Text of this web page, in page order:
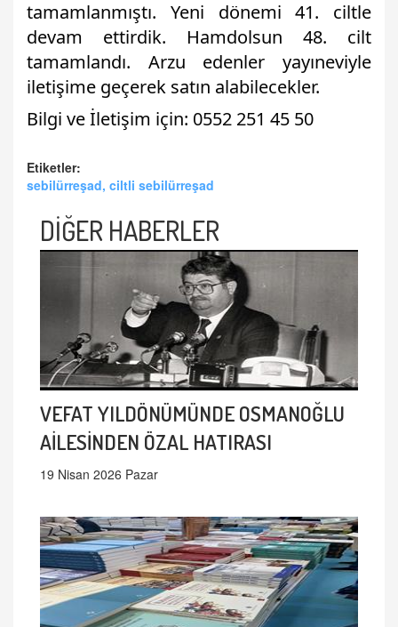
tamamlanmıştı. Yeni dönemi 41. ciltle
devam ettirdik. Hamdolsun 48. cilt
tamamlandı. Arzu edenler yayıneviyle
iletişime geçerek satın alabilecekler.
Bilgi ve İletişim için: 0552 251 45 50
Etiketler:
sebilürreşad, ciltli sebilürreşad
DİĞER HABERLER
VEFAT YILDÖNÜMÜNDE OSMANOĞLU
AİLESİNDEN ÖZAL HATIRASI
19 Nisan 2026 Pazar